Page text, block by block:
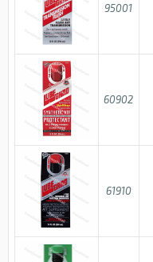
95001
60902
61910